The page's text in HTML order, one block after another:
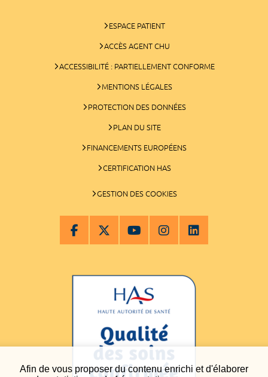
Afin de vous proposer du contenu enrichi et d'élaborer
ESPACE PATIENT
ACCÈS AGENT CHU
ACCESSIBILITÉ : PARTIELLEMENT CONFORME
MENTIONS LÉGALES
PROTECTION DES DONNÉES
PLAN DU SITE
FINANCEMENTS EUROPÉENS
CERTIFICATION HAS
GESTION DES COOKIES